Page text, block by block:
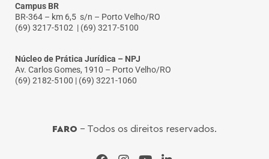
Campus BR
BR-364 – km 6,5 s/n – Porto Velho/RO
(69) 3217-5102 | (69) 3217-5100
Núcleo de Prática Jurídica – NPJ
Av. Carlos Gomes, 1910 – Porto Velho/RO
(69) 2182-5100 | (69) 3221-1060
FARO - Todos os direitos reservados.